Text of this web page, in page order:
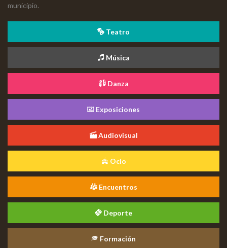
municipio.
Teatro
Música
Danza
Exposiciones
Audiovisual
Ocio
Encuentros
Deporte
Formación